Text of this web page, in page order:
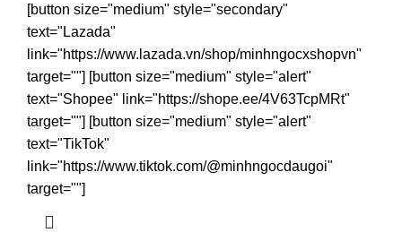
[button size="medium" style="secondary"
text="Lazada"
link="https://www.lazada.vn/shop/minhngocxshopvn"
target=""] [button size="medium" style="alert"
text="Shopee" link="https://shope.ee/4V63TcpMRt"
target=""] [button size="medium" style="alert"
text="TikTok"
link="https://www.tiktok.com/@minhngocdaugoi"
target=""]